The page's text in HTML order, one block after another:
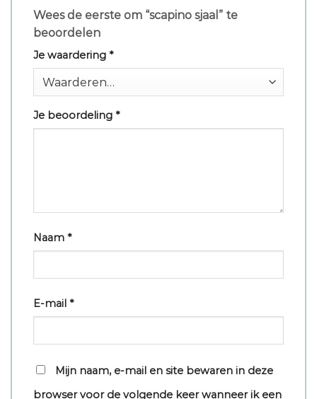
Wees de eerste om “scapino sjaal” te
beoordelen
Je waardering *
Je beoordeling *
Naam *
E-mail *
Mijn naam, e-mail en site bewaren in deze
browser voor de volgende keer wanneer ik een